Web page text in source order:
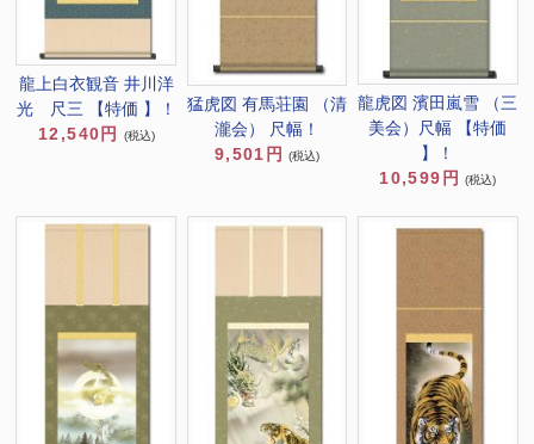
龍上白衣観音 井川洋
光 尺三 【特価 】！
12,540円
(税込)
猛虎図 有馬荘園 （清
瀧会） 尺幅！
9,501円
(税込)
龍虎図 濱田嵐雪 （三
美会）尺幅 【特価
】！
10,599円
(税込)